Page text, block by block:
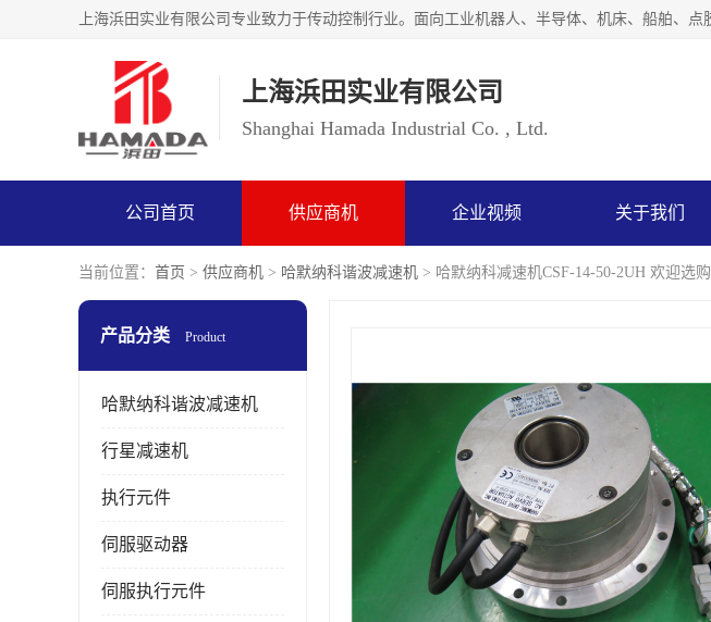
上海浜田实业有限公司
Shanghai Hamada Industrial Co. , Ltd.
公司首页 供应商机 企业视频 关于我们
当前位置： 首页 > 供应商机 > 哈默纳科谐波减速机 > 哈默纳科减速机CSF-14-50-2UH 欢迎选购
产品分类 Product
哈默纳科谐波减速机
行星减速机
执行元件
伺服驱动器
伺服执行元件